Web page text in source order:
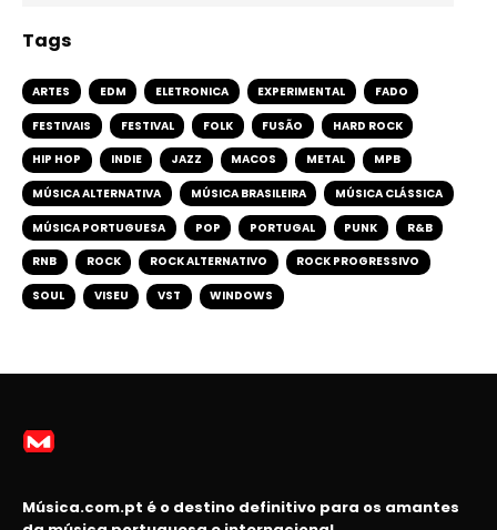
Tags
ARTES EDM ELETRONICA EXPERIMENTAL FADO
FESTIVAIS FESTIVAL FOLK FUSÃO HARD ROCK
HIP HOP INDIE JAZZ MACOS METAL MPB
MÚSICA ALTERNATIVA MÚSICA BRASILEIRA MÚSICA CLÁSSICA
MÚSICA PORTUGUESA POP PORTUGAL PUNK R&B
RNB ROCK ROCK ALTERNATIVO ROCK PROGRESSIVO
SOUL VISEU VST WINDOWS
Música.com.pt é o destino definitivo para os amantes